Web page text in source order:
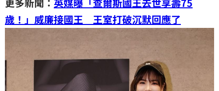
歲！」威廉接國王 王室打破沉默回應了